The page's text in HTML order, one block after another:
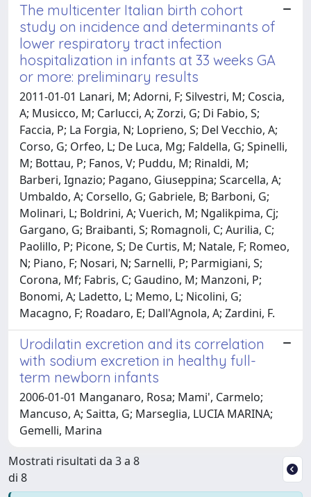
The multicenter Italian birth cohort
study on incidence and determinants of
lower respiratory tract infection
hospitalization in infants at 33 weeks GA
or more: preliminary results
2011-01-01 Lanari, M; Adorni, F; Silvestri, M; Coscia,
A; Musicco, M; Carlucci, A; Zorzi, G; Di Fabio, S;
Faccia, P; La Forgia, N; Loprieno, S; Del Vecchio, A;
Corso, G; Orfeo, L; De Luca, Mg; Faldella, G; Spinelli,
M; Bottau, P; Fanos, V; Puddu, M; Rinaldi, M;
Barberi, Ignazio; Pagano, Giuseppina; Scarcella, A;
Umbaldo, A; Corsello, G; Gabriele, B; Barboni, G;
Molinari, L; Boldrini, A; Vuerich, M; Ngalikpima, Cj;
Gargano, G; Braibanti, S; Romagnoli, C; Aurilia, C;
Paolillo, P; Picone, S; De Curtis, M; Natale, F; Romeo,
N; Piano, F; Nosari, N; Sarnelli, P; Parmigiani, S;
Corona, Mf; Fabris, C; Gaudino, M; Manzoni, P;
Bonomi, A; Ladetto, L; Memo, L; Nicolini, G;
Macagno, F; Roadaro, E; Dall'Agnola, A; Zardini, F.
Urodilatin excretion and its correlation
with sodium excretion in healthy full-
term newborn infants
2006-01-01 Manganaro, Rosa; Mami', Carmelo;
Mancuso, A; Saitta, G; Marseglia, LUCIA MARINA;
Gemelli, Marina
Mostrati risultati da 3 a 8
di 8